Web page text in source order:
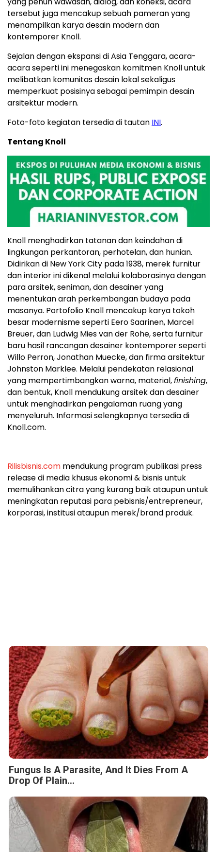
tersebut juga mencakup sebuah pameran yang
menampilkan karya desain modern dan
kontemporer Knoll.
Sejalan dengan ekspansi di Asia Tenggara, acara-
acara seperti ini menegaskan komitmen Knoll untuk
melibatkan komunitas desain lokal sekaligus
memperkuat posisinya sebagai pemimpin desain
arsitektur modern.
Foto-foto kegiatan tersedia di tautan INI.
Tentang Knoll
Knoll menghadirkan tatanan dan keindahan di
lingkungan perkantoran, perhotelan, dan hunian.
Didirikan di New York City pada 1938, merek furnitur
dan interior ini dikenal melalui kolaborasinya dengan
para arsitek, seniman, dan desainer yang
menentukan arah perkembangan budaya pada
masanya. Portofolio Knoll mencakup karya tokoh
besar modernisme seperti Eero Saarinen, Marcel
Breuer, dan Ludwig Mies van der Rohe, serta furnitur
baru hasil rancangan desainer kontemporer seperti
Willo Perron, Jonathan Muecke, dan firma arsitektur
Johnston Marklee. Melalui pendekatan relasional
yang mempertimbangkan warna, material,finishing,
dan bentuk, Knoll mendukung arsitek dan desainer
untuk menghadirkan pengalaman ruang yang
menyeluruh. Informasi selengkapnya tersedia di
Knoll.com.
Rilisbisnis.com mendukung program publikasi press
release di media khusus ekonomi & bisnis untuk
memulihankan citra yang kurang baik ataupun untuk
meningkatan reputasi para pebisnis/entrepreneur,
korporasi, institusi ataupun merek/brand produk.
Fungus Is A Parasite, And It Dies From A
Drop Of Plain...